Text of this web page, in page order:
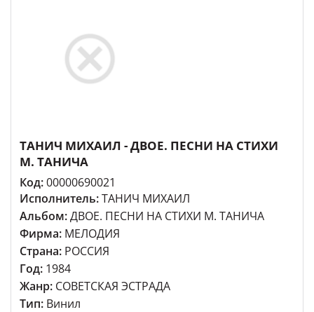
ТАНИЧ МИХАИЛ - ДВОЕ. ПЕСНИ НА СТИХИ
М. ТАНИЧА
Код:00000690021
Исполнитель:ТАНИЧ МИХАИЛ
Альбом:ДВОЕ. ПЕСНИ НА СТИХИ М. ТАНИЧА
Фирма: МЕЛОДИЯ
Страна: РОССИЯ
Год: 1984
Жанр: СОВЕТСКАЯ ЭСТРАДА
Тип: Винил